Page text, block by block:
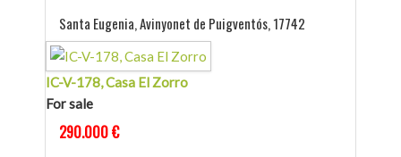
Santa Eugenia, Avinyonet de Puigventós, 17742
IC-V-178, Casa El Zorro
For sale
290.000 €